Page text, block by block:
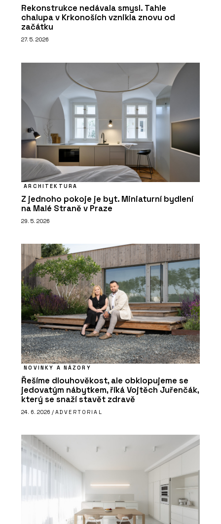
Rekonstrukce nedávala smysl. Tahle
chalupa v Krkonoších vznikla znovu od
začátku
27. 5. 2026
ARCHITEKTURA
Z jednoho pokoje je byt. Miniaturní bydlení
na Malé Straně v Praze
29. 5. 2026
NOVINKY A NÁZORY
Řešíme dlouhověkost, ale obklopujeme se
jedovatým nábytkem, říká Vojtěch Juřenčák,
který se snaží stavět zdravě
24. 6. 2026 / ADVERTORIAL